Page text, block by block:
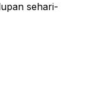
sehari-